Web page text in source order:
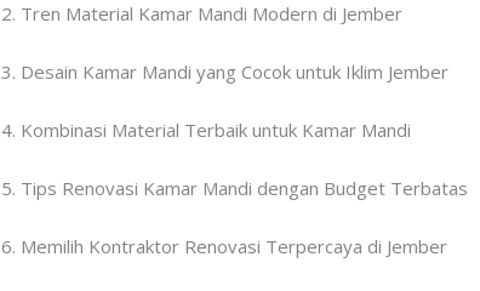
2. Tren Material Kamar Mandi Modern di Jember
3. Desain Kamar Mandi yang Cocok untuk Iklim Jember
4. Kombinasi Material Terbaik untuk Kamar Mandi
5. Tips Renovasi Kamar Mandi dengan Budget Terbatas
6. Memilih Kontraktor Renovasi Terpercaya di Jember